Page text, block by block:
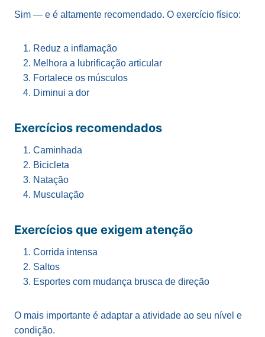
Sim — e é altamente recomendado. O exercício físico:
Reduz a inflamação
Melhora a lubrificação articular
Fortalece os músculos
Diminui a dor
Exercícios recomendados
Caminhada
Bicicleta
Natação
Musculação
Exercícios que exigem atenção
Corrida intensa
Saltos
Esportes com mudança brusca de direção
O mais importante é adaptar a atividade ao seu nível e
condição.